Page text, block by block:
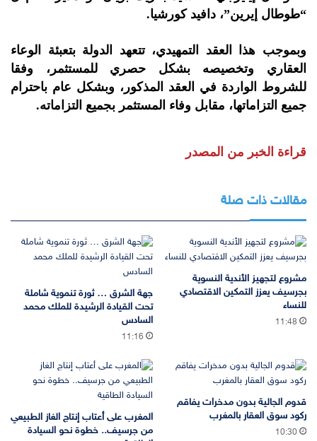
“طوطال إيرين”، دافيد كورشيا.
وبموجب هذا العقد التمهيدي، تتعهد الدولة بتعبئة الوعاء
العقاري وتخصيصه بشكل حصري للمستثمر، وفقا
للشروط الواردة في العقد المذكور، وبشكل عام باحترام
جميع التزاماتها، مقابل وفاء المستثمر بجميع التزاماته.
قراءة الخبر من المصدر
مقالات ذات صلة
مشروع لتجهيز الأندية النسوية
بجرسيف يعزز التمكين الاقتصادي
للنساء
11:48
جهة الشرق … ثورة تنموية شاملة
تحت القيادة الرشيدة للملك محمد
السادس
11:16
قدوم الجالية بدون مدخرات يفاقم
ركود سوق العقار بالمغرب
10:30
المغرب على أعتاب إنتاج الغاز الطبيعي
من جرسيف.. خطوة نحو السيادة